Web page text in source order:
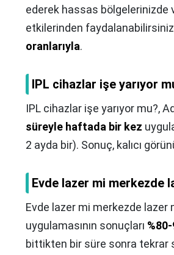
ederek hassas bölgelerinizde
etkilerinden
oranlarıyla.
IPL cihazlar işe yarıyor
IPL cihazlar işe yarıyor mu?,
süreyle haftada bir kez
2 ayda bir). Sonuç, kalıcı
Evde lazer mi merkezde
Evde lazer mi merkezde lazer
uygulamasının sonuçları
bittikten bir süre sonra tekrar